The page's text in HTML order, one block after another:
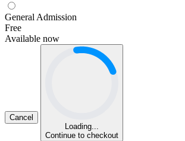
General Admission
Free
Available now
Cancel
Loading...
Continue to checkout